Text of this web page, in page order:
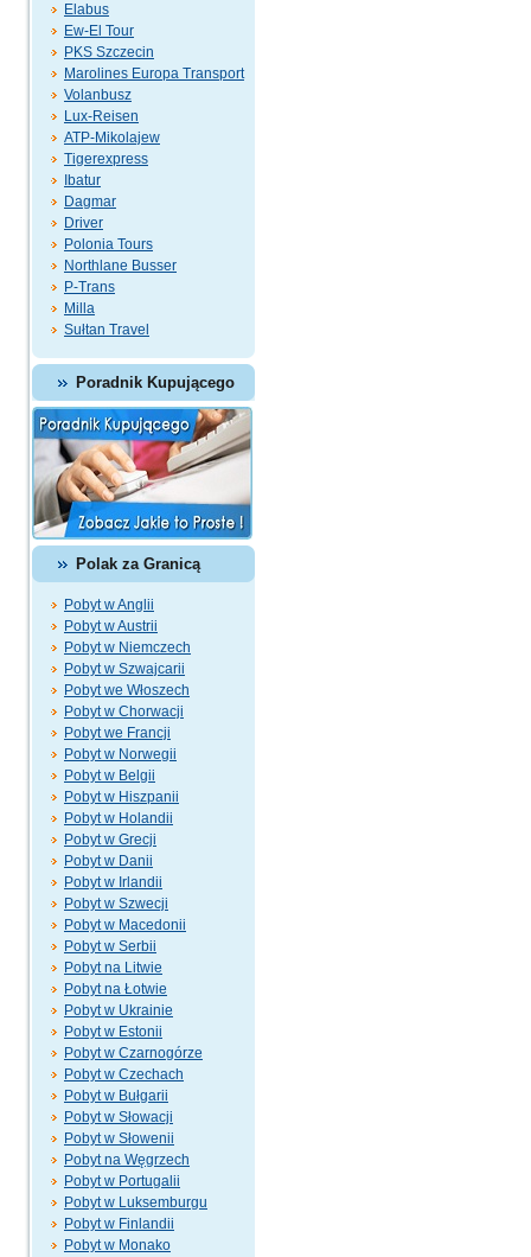
Elabus
Ew-El Tour
PKS Szczecin
Marolines Europa Transport
Volanbusz
Lux-Reisen
ATP-Mikolajew
Tigerexpress
Ibatur
Dagmar
Driver
Polonia Tours
Northlane Busser
P-Trans
Milla
Sułtan Travel
Poradnik Kupującego
Polak za Granicą
Pobyt w Anglii
Pobyt w Austrii
Pobyt w Niemczech
Pobyt w Szwajcarii
Pobyt we Włoszech
Pobyt w Chorwacji
Pobyt we Francji
Pobyt w Norwegii
Pobyt w Belgii
Pobyt w Hiszpanii
Pobyt w Holandii
Pobyt w Grecji
Pobyt w Danii
Pobyt w Irlandii
Pobyt w Szwecji
Pobyt w Macedonii
Pobyt w Serbii
Pobyt na Litwie
Pobyt na Łotwie
Pobyt w Ukrainie
Pobyt w Estonii
Pobyt w Czarnogórze
Pobyt w Czechach
Pobyt w Bułgarii
Pobyt w Słowacji
Pobyt w Słowenii
Pobyt na Węgrzech
Pobyt w Portugalii
Pobyt w Luksemburgu
Pobyt w Finlandii
Pobyt w Monako